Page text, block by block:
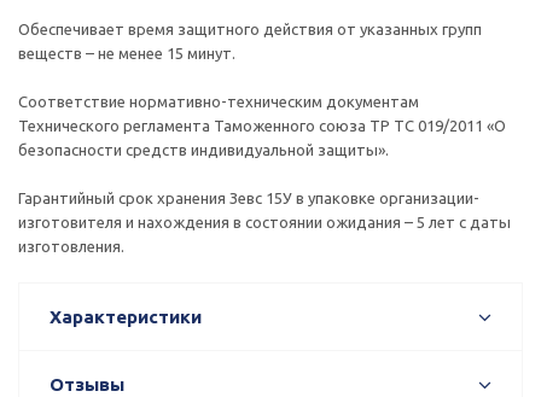
Обеспечивает время защитного действия от указанных групп
веществ – не менее 15 минут.
Соответствие нормативно-техническим документам
Технического регламента Таможенного союза ТР ТС 019/2011 «О
безопасности средств индивидуальной защиты».
Гарантийный срок хранения Зевс 15У в упаковке организации-
изготовителя и нахождения в состоянии ожидания – 5 лет с даты
изготовления.
Характеристики
Отзывы